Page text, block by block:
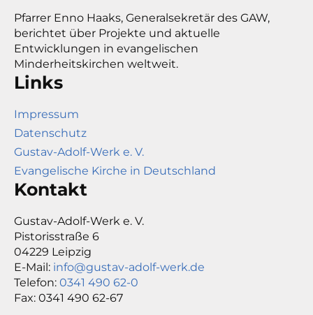
Pfarrer Enno Haaks, Generalsekretär des GAW,
berichtet über Projekte und aktuelle
Entwicklungen in evangelischen
Minderheitskirchen weltweit.
Links
Impressum
Datenschutz
Gustav-Adolf-Werk e. V.
Evangelische Kirche in Deutschland
Kontakt
Gustav-Adolf-Werk e. V.
Pistorisstraße 6
04229 Leipzig
E-Mail: info@gustav-adolf-werk.de
Telefon: 0341 490 62-0
Fax: 0341 490 62-67